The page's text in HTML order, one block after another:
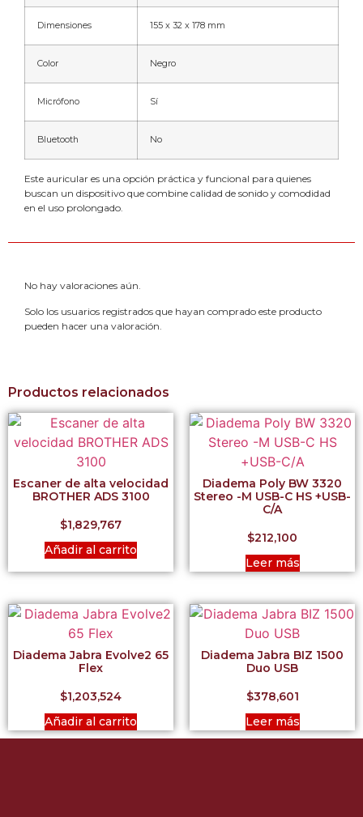
Dimensiones 155 x 32 x 178 mm
Color Negro
Micrófono Sí
Bluetooth No
Este auricular es una opción práctica y funcional para quienes
buscan un dispositivo que combine calidad de sonido y comodidad
en el uso prolongado.
No hay valoraciones aún.
Solo los usuarios registrados que hayan comprado este producto
pueden hacer una valoración.
Productos relacionados
Escaner de alta velocidad
BROTHER ADS 3100
$1,829,767
Añadir al carrito
Diadema Poly BW 3320
Stereo -M USB-C HS +USB-
C/A
$212,100
Leer más
Diadema Jabra Evolve2 65
Flex
$1,203,524
Añadir al carrito
Diadema Jabra BIZ 1500
Duo USB
$378,601
Leer más